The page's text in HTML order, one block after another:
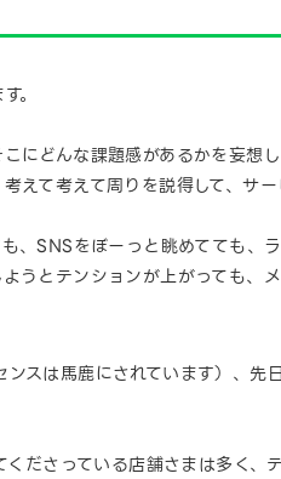
。
にどんな課題感があるかを妄想
えて考えて周りを説得して、サ
、SNSをぼーっと眺めてても、
うとテンションが上がっても、
スは馬鹿にされています）、先
ださっている店舗さまは多く、